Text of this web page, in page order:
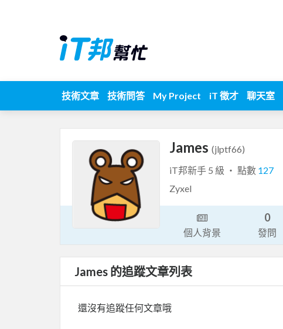
技術文章 技術問答 My Project iT 徵才 聊天室
James (jlptf66)
iT邦新手 5 級 ‧ 點數 127
Zyxel
個人背景
0
發問
James 的追蹤文章列表
還沒有追蹤任何文章哦